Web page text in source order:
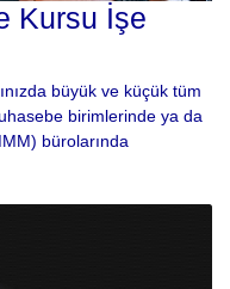
Kursu İşe
büyük ve küçük tüm
birimlerinde ya da
bürolarında